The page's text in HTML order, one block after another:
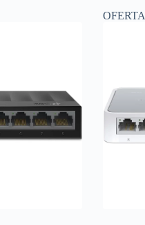
OFERTA